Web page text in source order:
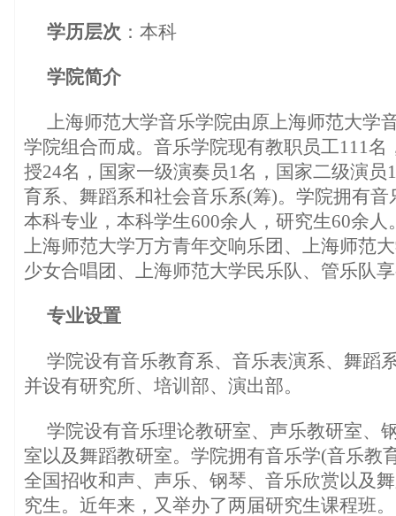
学历层次 ：本科
学院简介
上海师范大学音乐学院由原上海师范大学
学院组合而成。音乐学院现有教职员工111名
授24名，国家一级演奏员1名，国家二级演员
育系、舞蹈系和社会音乐系(筹)。学院拥有音
本科专业，本科学生600余人，研究生60余
上海师范大学万方青年交响乐团、上海师范
少女合唱团、上海师范大学民乐队、管乐队
专业设置
学院设有音乐教育系、音乐表演系、舞蹈
并设有研究所、培训部、演出部。
学院设有音乐理论教研室、声乐教研室、
室以及舞蹈教研室。学院拥有音乐学(音乐教
全国招收和声、声乐、钢琴、音乐欣赏以及
究生。近年来，又举办了两届研究生课程班。